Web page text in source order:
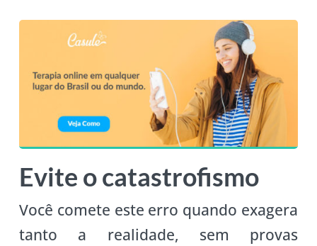
Evite o catastrofismo
Você comete este erro quando exagera
tanto a realidade, sem provas